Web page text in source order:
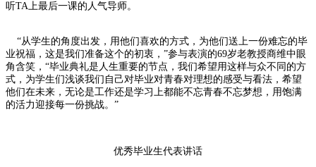
听TA上最后一课的人气导师。
“从学生的角度出发，用他们喜欢的方式，为他们送上一份难忘的毕
业祝福，这是我们准备这个的初衷，”参与表演的69岁老教授商维中眼
角含笑，“毕业典礼是人生重要的节点，我们希望用这样与众不同的方
式，为学生们浅谈我们自己对毕业对青春对理想的感受与看法，希望
他们在未来，无论是工作还是学习上都能不忘青春不忘梦想，用饱满
的活力迎接每一份挑战。”
优秀毕业生代表讲话